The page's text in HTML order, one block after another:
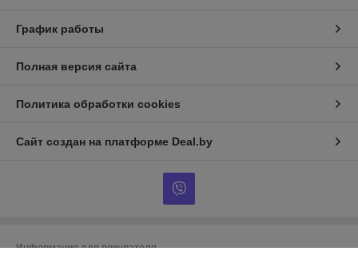
График работы
Полная версия сайта
Политика обработки cookies
Сайт создан на платформе Deal.by
Информация для покупателя